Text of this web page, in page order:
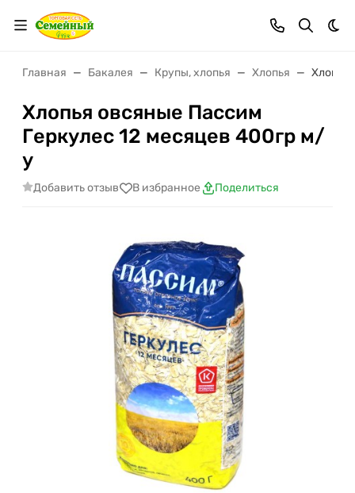
Главная Бакалея Крупы, хлопья Хлопья Хлопья
Хлопья овсяные Пассим
Геркулес 12 месяцев 400гр м/
у
Добавить отзыв В избранное Поделиться